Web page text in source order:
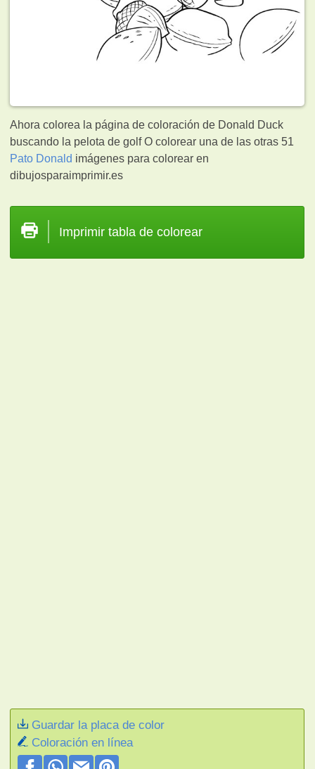
Ahora colorea la página de coloración de Donald Duck
buscando la pelota de golf O colorear una de las otras 51
Pato Donald imágenes para colorear en
dibujosparaimprimir.es
Imprimir tabla de colorear
Guardar la placa de color
Coloración en línea